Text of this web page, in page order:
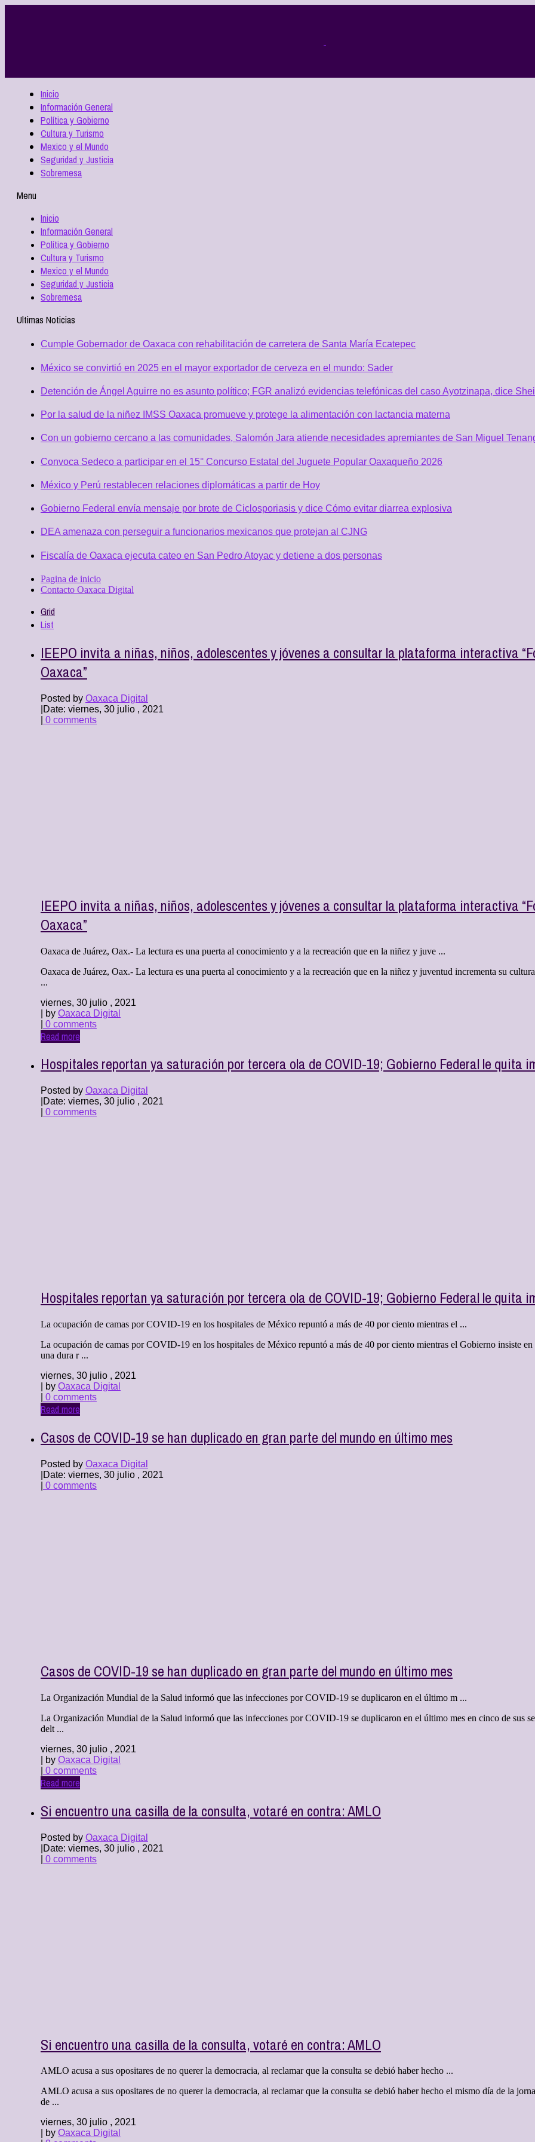
Inicio
Información General
Política y Gobierno
Cultura y Turismo
Mexico y el Mundo
Seguridad y Justicia
Sobremesa
Menu
Inicio
Información General
Política y Gobierno
Cultura y Turismo
Mexico y el Mundo
Seguridad y Justicia
Sobremesa
Ultimas Noticias
Cumple Gobernador de Oaxaca con rehabilitación de carretera de Santa María Ecatepec
México se convirtió en 2025 en el mayor exportador de cerveza en el mundo: Sader
Detención de Ángel Aguirre no es asunto político; FGR analizó evidencias telefónicas del caso Ayotzinapa, dice
Por la salud de la niñez IMSS Oaxaca promueve y protege la alimentación con lactancia materna
Con un gobierno cercano a las comunidades, Salomón Jara atiende necesidades apremiantes de San Miguel
Convoca Sedeco a participar en el 15° Concurso Estatal del Juguete Popular Oaxaqueño 2026
México y Perú restablecen relaciones diplomáticas a partir de Hoy
Gobierno Federal envía mensaje por brote de Ciclosporiasis y dice Cómo evitar diarrea explosiva
DEA amenaza con perseguir a funcionarios mexicanos que protejan al CJNG
Fiscalía de Oaxaca ejecuta cateo en San Pedro Atoyac y detiene a dos personas
Pagina de inicio
Contacto Oaxaca Digital
Grid
List
IEEPO invita a niñas, niños, adolescentes y jóvenes a consultar la plataforma interactiva
Oaxaca”
Posted by Oaxaca Digital
Date: viernes, 30 julio , 2021
0 comments
IEEPO invita a niñas, niños, adolescentes y jóvenes a consultar la plataforma interactiva
Oaxaca”
Oaxaca de Juárez, Oax.- La lectura es una puerta al conocimiento y a la recreación que en la niñez y juve ...
Oaxaca de Juárez, Oax.- La lectura es una puerta al conocimiento y a la recreación que en la niñez y juventud incrementa su
...
viernes, 30 julio , 2021
| by Oaxaca Digital
0 comments
Read more
Hospitales reportan ya saturación por tercera ola de COVID-19; Gobierno Federal le quita
Posted by Oaxaca Digital
Date: viernes, 30 julio , 2021
0 comments
Hospitales reportan ya saturación por tercera ola de COVID-19; Gobierno Federal le quita
La ocupación de camas por COVID-19 en los hospitales de México repuntó a más de 40 por ciento mientras el ...
La ocupación de camas por COVID-19 en los hospitales de México repuntó a más de 40 por ciento mientras el Gobierno insiste
una dura r ...
viernes, 30 julio , 2021
| by Oaxaca Digital
0 comments
Read more
Casos de COVID-19 se han duplicado en gran parte del mundo en último mes
Posted by Oaxaca Digital
Date: viernes, 30 julio , 2021
0 comments
Casos de COVID-19 se han duplicado en gran parte del mundo en último mes
La Organización Mundial de la Salud informó que las infecciones por COVID-19 se duplicaron en el último m ...
La Organización Mundial de la Salud informó que las infecciones por COVID-19 se duplicaron en el último mes en cinco de sus
delt ...
viernes, 30 julio , 2021
| by Oaxaca Digital
0 comments
Read more
Si encuentro una casilla de la consulta, votaré en contra: AMLO
Posted by Oaxaca Digital
Date: viernes, 30 julio , 2021
0 comments
Si encuentro una casilla de la consulta, votaré en contra: AMLO
AMLO acusa a sus opositares de no querer la democracia, al reclamar que la consulta se debió haber hecho ...
AMLO acusa a sus opositares de no querer la democracia, al reclamar que la consulta se debió haber hecho el mismo día de la
de ...
viernes, 30 julio , 2021
| by Oaxaca Digital